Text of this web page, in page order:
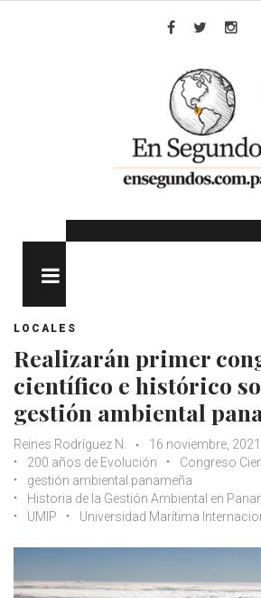
LOCALES
Realizarán primer
científico e histórico
gestión ambiental
Reines Rodríguez N.
16 noviembre, 2021
200 años de Evolución
Congreso
gestión ambiental panameña
Historia de la Gestión Ambiental en
UMIP
Universidad Marítima